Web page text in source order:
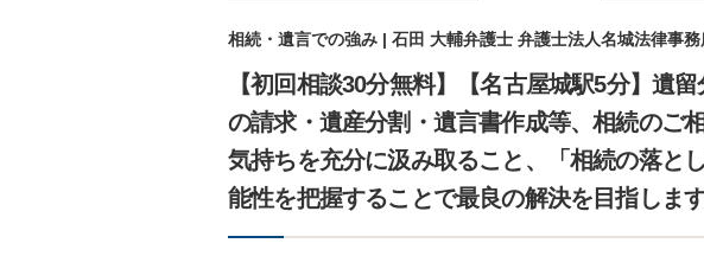
相続・遺言での強み | 石田 大輔弁護士 弁護士法人名城法律事
【初回相談30分無料】【名古屋城駅5分】遺
の請求・遺産分割・遺言書作成等、相続のご
気持ちを充分に汲み取ること、「相続の落と
能性を把握することで最良の解決を目指します